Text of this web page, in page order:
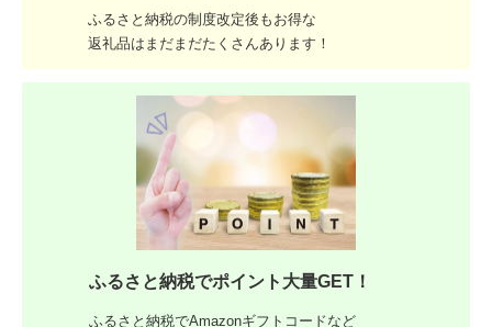
ふるさと納税の制度改定後もお得な
返礼品はまだまだたくさんあります！
ふるさと納税でポイント大量GET！
ふるさと納税でAmazonギフトコードなど